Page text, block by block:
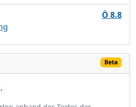
Ö 8.8
Beta